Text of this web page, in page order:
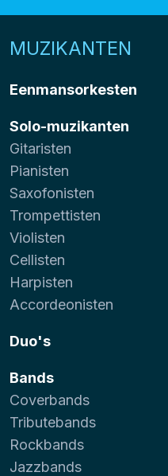
MUZIKANTEN
Eenmansorkesten
Solo-muzikanten
Gitaristen
Pianisten
Saxofonisten
Trompettisten
Violisten
Cellisten
Harpisten
Accordeonisten
Duo's
Bands
Coverbands
Tributebands
Rockbands
Jazzbands